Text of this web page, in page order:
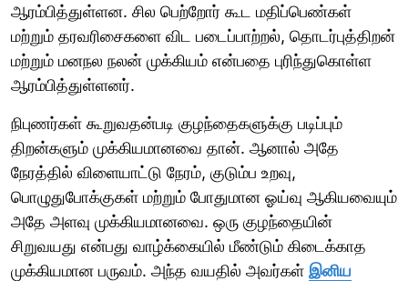
ஆரம்பித்துள்ளன. சில பெற்றோர் கூட மதிப்பெண்கள்
மற்றும் தரவரிசைகளை விட படைப்பாற்றல், தொடர்புத்திறன்
மற்றும் மனநல நலன் முக்கியம் என்பதை புரிந்துகொள்ள
ஆரம்பித்துள்ளனர்.
நிபுணர்கள் கூறுவதன்படி குழந்தைகளுக்கு படிப்பும்
திறன்களும் முக்கியமானவை தான். ஆனால் அதே
நேரத்தில் விளையாட்டு நேரம், குடும்ப உறவு,
பொழுதுபோக்குகள் மற்றும் போதுமான ஓய்வு ஆகியவையும்
அதே அளவு முக்கியமானவை. ஒரு குழந்தையின்
சிறுவயது என்பது வாழ்க்கையில் மீண்டும் கிடைக்காத
முக்கியமான பருவம். அந்த வயதில் அவர்கள் இனிய